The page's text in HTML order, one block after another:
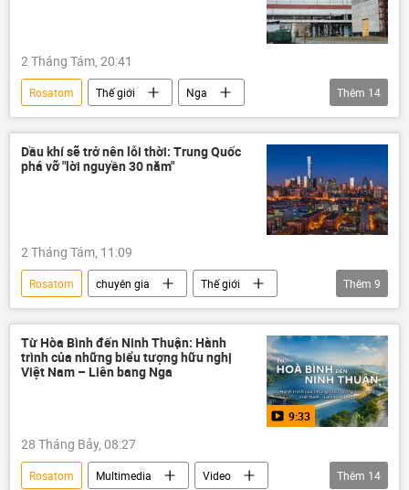
2 Tháng Tám, 20:41
Rosatom Thế giới
Nga
Chính trị
Quân sự
xung đột quân sự
xung đột
Ukraina
Quân đội Ukraina
Chiến dịch quân sự đặc biệt tại Ukraina
nhà máy
Zaporozhye
tấn công
tài sản
CEO
nhà máy điện hạt nhân
Thêm 14
Dầu khí sẽ trở nên lỗi thời: Trung Quốc
phá vỡ "lời nguyền 30 năm"
2 Tháng Tám, 11:09
Rosatom chuyên gia
Thế giới
Quan điểm-Ý kiến
Chính trị
Nga
Trung Quốc
năng lượng
công nghệ
dầu khí
Châu Âu
Thêm 9
Từ Hòa Bình đến Ninh Thuận: Hành
trình của những biểu tượng hữu nghị
Việt Nam – Liên bang Nga
9:33
28 Tháng Bảy, 08:27
Rosatom Multimedia
Video
Thêm 14